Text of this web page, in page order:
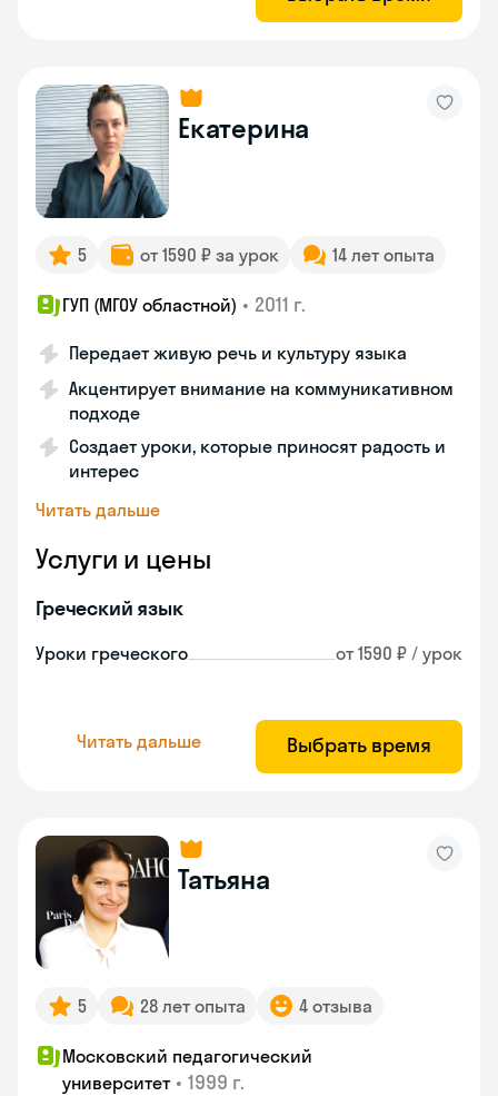
Екатерина
5 от 1590 ₽ за урок 14 лет опыта
ГУП (МГОУ областной) • 2011 г.
Передает живую речь и культуру языка
Акцентирует внимание на коммуникативном
подходе
Создает уроки, которые приносят радость и
интерес
Читать дальше
Услуги и цены
Греческий язык
Уроки греческого от 1590 ₽ / урок
Читать дальше Выбрать время
Татьяна
5 28 лет опыта 4 отзыва
Московский педагогический
университет • 1999 г.